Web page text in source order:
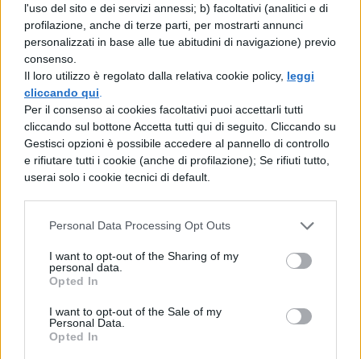
l'uso del sito e dei servizi annessi; b) facoltativi (analitici e di
profilazione, anche di terze parti, per mostrarti annunci
personalizzati in base alle tue abitudini di navigazione) previo
consenso.
Il loro utilizzo è regolato dalla relativa cookie policy, leggi
cliccando qui
Per il consenso ai cookies facoltativi puoi accettarli tutti
cliccando sul bottone Accetta tutti qui di seguito. Cliccando su
Gestisci opzioni è possibile accedere al pannello di controllo
e rifiutare tutti i cookie (anche di profilazione); Se rifiuti tutto,
userai solo i cookie tecnici di default.
Personal Data Processing Opt Outs
I want to opt-out of the Sharing of my
personal data.
Opted In
I want to opt-out of the Sale of my
Personal Data.
Opted In
sarà pubblicata. Dichiari di avere preso visione e di accettare quanto previsto dalla
Ho letto e acconsento l'
Acconsento all'uso dei miei dati da parte di terzi per finalità di
marketing diretto con modalità automatizzate o tradizionali
TI POTREBBE INTERESSARE
TEMPO LIBERO